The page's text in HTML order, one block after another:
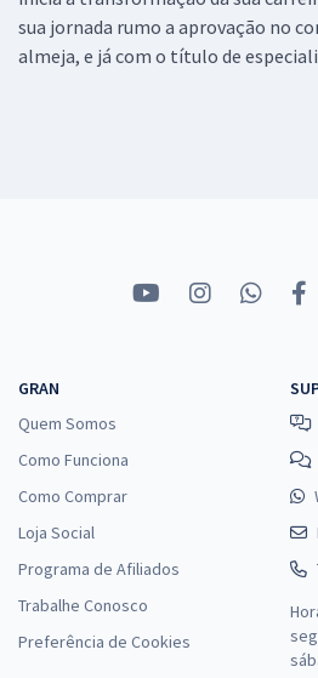
sua jornada rumo a aprovação no
almeja, e já com o título de
GRAN
Quem Somos
Como Funciona
Como Comprar
Loja Social
Programa de Afiliados
Trabalhe Conosco
Preferência de Cookies